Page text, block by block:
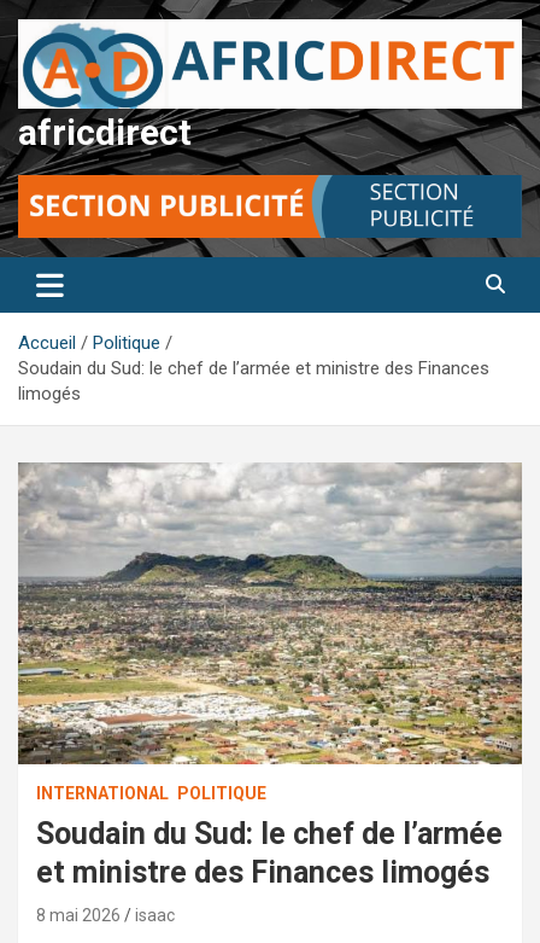
Aller
au
contenu
africdirect
Accueil
Politique
Soudain du Sud: le chef de l’armée et ministre des Finances
limogés
INTERNATIONAL POLITIQUE
Soudain du Sud: le chef de l’armée
et ministre des Finances limogés
8 mai 2026 isaac